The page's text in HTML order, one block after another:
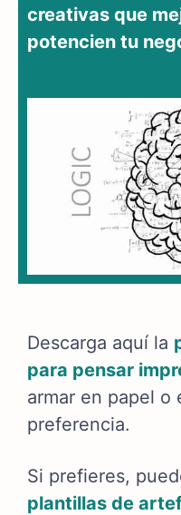
creativas que
potencien tu
Descarga aquí la
para pensar
armar en papel o
preferencia.
Si prefieres,
plantillas de